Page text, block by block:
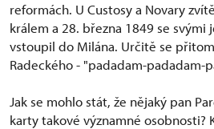
reformách. U Custosy a Novary
králem a 28. března 1849 se svými
vstoupil do Milána. Určitě se
Radeckého - "padadam-padadam-
Jak se mohlo stát, že nějaký pan
karty takové významné osobnosti?